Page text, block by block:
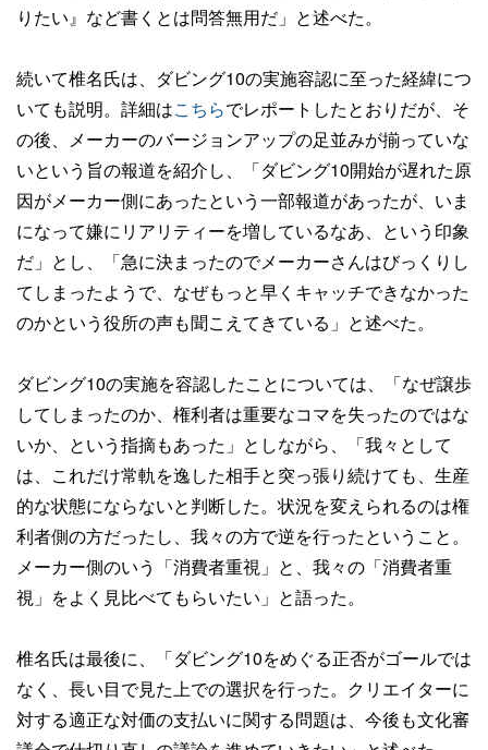
りたい』など書くとは問答無用だ」と述べた。
続いて椎名氏は、ダビング10の実施容認に至った経緯につ
いても説明。詳細はこちらでレポートしたとおりだが、そ
の後、メーカーのバージョンアップの足並みが揃っていな
いという旨の報道を紹介し、「ダビング10開始が遅れた原
因がメーカー側にあったという一部報道があったが、いま
になって嫌にリアリティーを増しているなあ、という印象
だ」とし、「急に決まったのでメーカーさんはびっくりし
てしまったようで、なぜもっと早くキャッチできなかった
のかという役所の声も聞こえてきている」と述べた。
ダビング10の実施を容認したことについては、「なぜ譲歩
してしまったのか、権利者は重要なコマを失ったのではな
いか、という指摘もあった」としながら、「我々として
は、これだけ常軌を逸した相手と突っ張り続けても、生産
的な状態にならないと判断した。状況を変えられるのは権
利者側の方だったし、我々の方で逆を行ったということ。
メーカー側のいう「消費者重視」と、我々の「消費者重
視」をよく見比べてもらいたい」と語った。
椎名氏は最後に、「ダビング10をめぐる正否がゴールでは
なく、長い目で見た上での選択を行った。クリエイターに
対する適正な対価の支払いに関する問題は、今後も文化審